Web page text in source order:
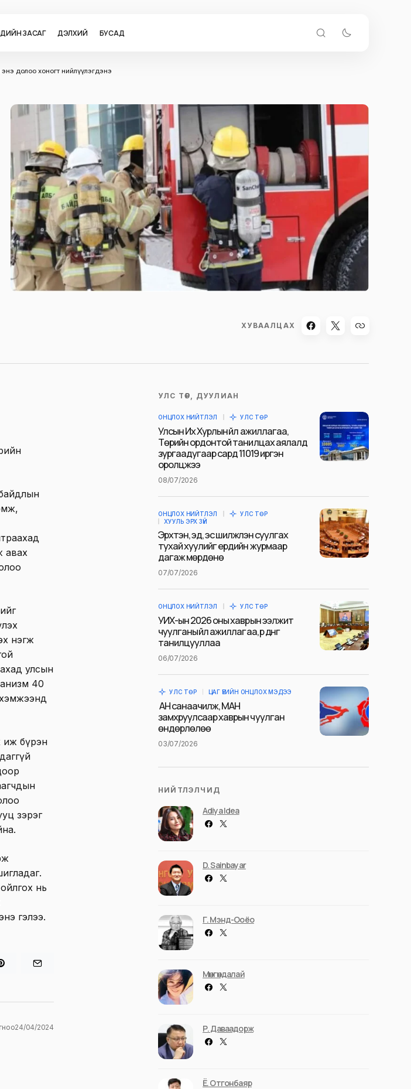
ЗАСАГ ДЭЛХИЙ БУСАД
энэ долоо хоногт нийлүүлэгдэнэ
ХУВААЛЦАХ
авах
нэгж
улсын
40
иж бүрэн
зэрэг
нь
гэлээ.
24/04/2024
УЛС ТӨР, ДУУЛИАН
ОНЦЛОХ НИЙТЛЭЛ УЛС ТӨР
Улсын Их Хурлын үйл ажиллагаа,
Төрийн ордонтой танилцах аялалд
зургаадугаар сард 11019 иргэн
оролцжээ
08/07/2026
ОНЦЛОХ НИЙТЛЭЛ
УЛС ТӨР
ХУУЛЬ ЭРХ ЗҮЙ
Эрхтэн, эд, эс шилжүүлэн суулгах
тухай хуулийг ердийн журмаар
дагаж мөрдөнө
07/07/2026
ОНЦЛОХ НИЙТЛЭЛ УЛС ТӨР
УИХ-ын 2026 оны хаврын ээлжит
чуулганы үйл ажиллагаа, үр дүнг
танилцууллаа
06/07/2026
УЛС ТӨР ЦАГ ҮЕИЙН ОНЦЛОХ МЭДЭЭ
АН санаачилж, МАН
замхруулсаар хаврын чуулган
өндөрлөлөө
03/07/2026
НИЙТЛЭЛЧИД
Adiya Idea
D. Sainbayar
Г. Мэнд-Ооёо
Мөнгөндалай
Р. Даваадорж
Ё. Отгонбаяр